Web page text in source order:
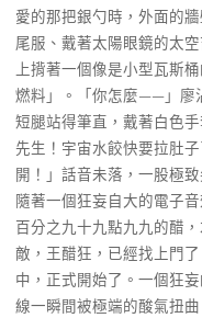
愛的那把銀勺時，外面的
尾服、戴著太陽眼鏡的太
上揹著一個像是小型瓦斯
燃料」。「你怎麼——」廖
短腿站得筆直，戴著白色
先生！宇宙水餃快要拉肚
開！」話音未落，一股極
隨著一個狂妄自大的電子
百分之九十九點九九的醋
敵，王醋狂，已經找上門
中，正式開始了。一個狂
線一瞬間被極端的酸氣扭